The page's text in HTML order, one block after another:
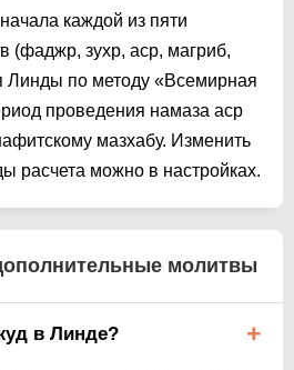
каждой из пяти
(фаджр, зухр, аср, магриб,
Линды по методу «Всемирная
проведения намаза аср
мазхабу. Изменить
расчета можно в настройках.
молитвы
в Линде?